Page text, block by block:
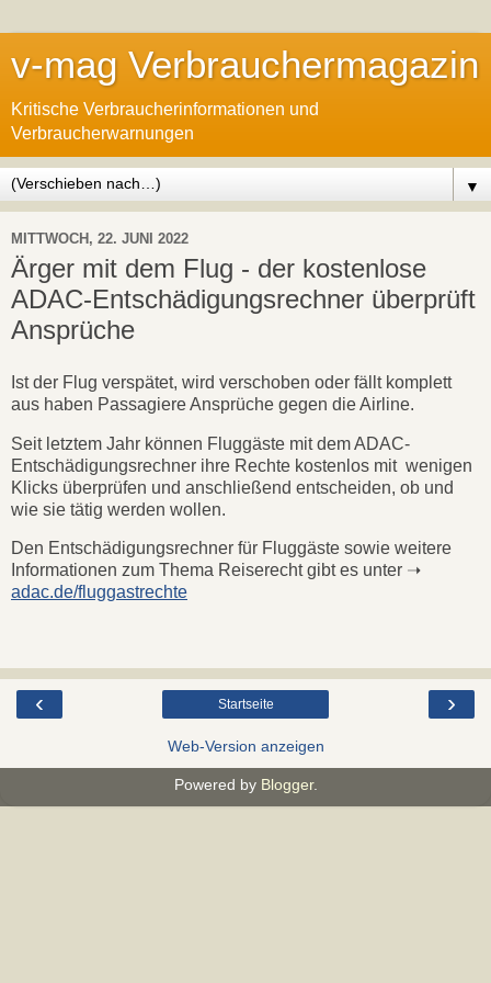
v-mag Verbrauchermagazin
Kritische Verbraucherinformationen und
Verbraucherwarnungen
▼
MITTWOCH, 22. JUNI 2022
Ärger mit dem Flug - der kostenlose
ADAC-Entschädigungsrechner überprüft
Ansprüche
Ist der Flug verspätet, wird verschoben oder fällt komplett
aus haben Passagiere Ansprüche gegen die Airline.
Seit letztem Jahr können Fluggäste mit dem ADAC-
Entschädigungsrechner ihre Rechte kostenlos mit wenigen
Klicks überprüfen und anschließend entscheiden, ob und
wie sie tätig werden wollen.
Den Entschädigungsrechner für Fluggäste sowie weitere
Informationen zum Thema Reiserecht gibt es unter ➝
adac.de/fluggastrechte
‹ ›
Startseite
Web-Version anzeigen
Powered by Blogger.